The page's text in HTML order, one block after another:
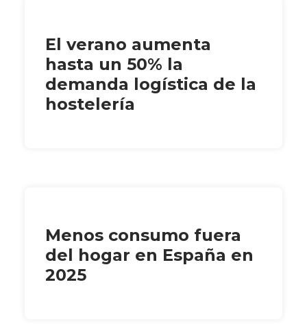
El verano aumenta
hasta un 50% la
demanda logística de la
hostelería
Menos consumo fuera
del hogar en España en
2025